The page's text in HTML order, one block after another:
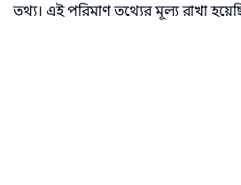
তথ্য। এই পরিমাণ তথ্যের মূল্য রাখা